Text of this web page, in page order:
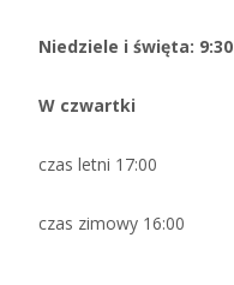
Niedziele i święta: 9:30
W czwartki
czas letni 17:00
czas zimowy 16:00